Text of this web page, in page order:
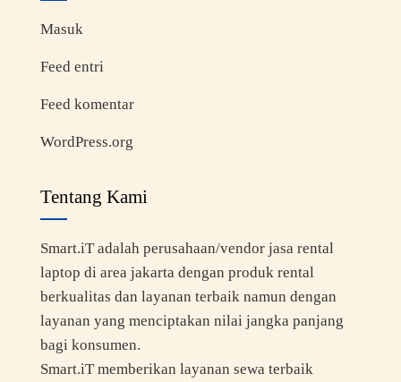
Masuk
Feed entri
Feed komentar
WordPress.org
Tentang Kami
Smart.iT adalah perusahaan/vendor jasa rental
laptop di area jakarta dengan produk rental
berkualitas dan layanan terbaik namun dengan
layanan yang menciptakan nilai jangka panjang
bagi konsumen.
Smart.iT memberikan layanan sewa terbaik